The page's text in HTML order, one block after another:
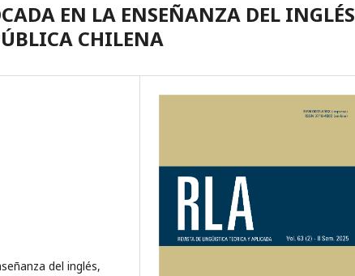
EN LA ENSEÑANZA DEL INGLÉS
CHILENA
del inglés,